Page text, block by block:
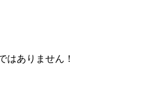
はありません！